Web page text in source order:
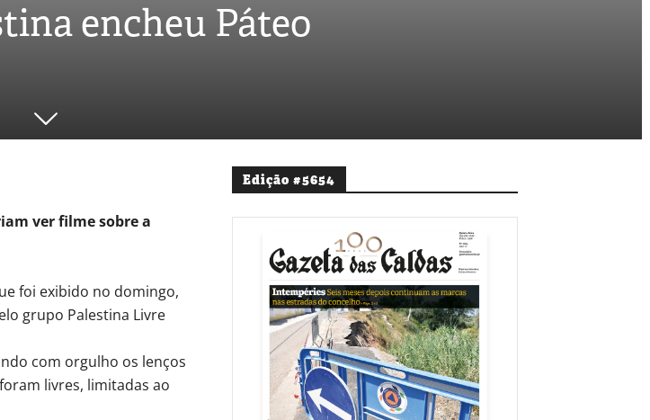
encheu Páteo
ver filme sobre a
foi exibido no domingo,
grupo Palestina Livre
com orgulho os lenços
livres, limitadas ao
Edição #5654